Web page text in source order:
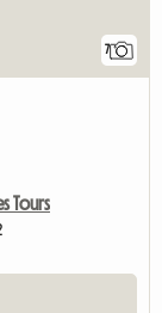
7
Tours